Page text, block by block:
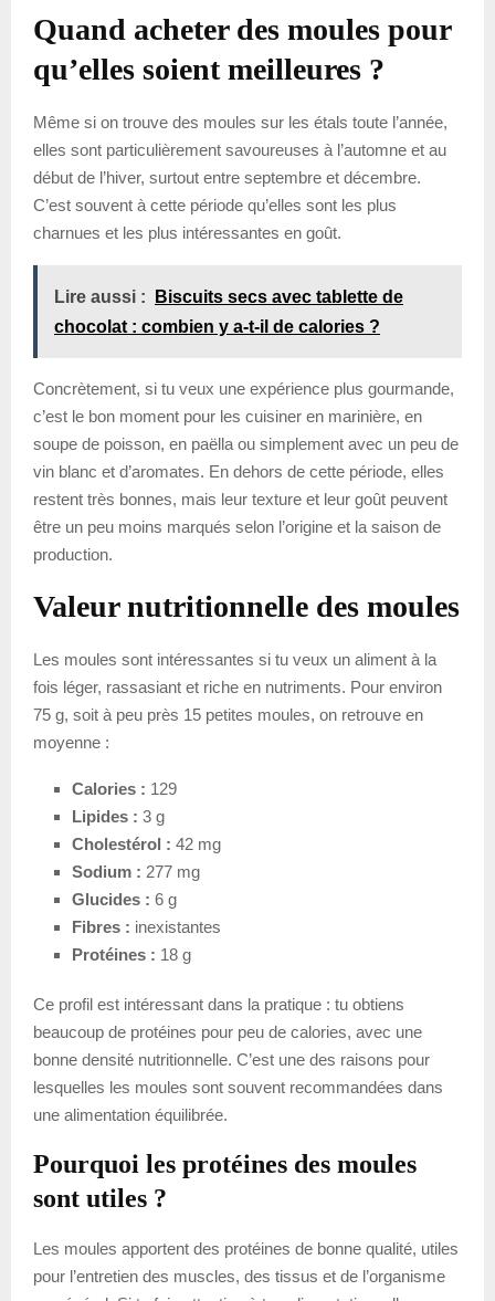
Quand acheter des moules pour
qu’elles soient meilleures ?
Même si on trouve des moules sur les étals toute l’année,
elles sont particulièrement savoureuses à l’automne et au
début de l’hiver, surtout entre septembre et décembre.
C’est souvent à cette période qu’elles sont les plus
charnues et les plus intéressantes en goût.
Lire aussi :
Biscuits secs avec tablette de
chocolat : combien y a-t-il de calories ?
Concrètement, si tu veux une expérience plus gourmande,
c’est le bon moment pour les cuisiner en marinière, en
soupe de poisson, en paëlla ou simplement avec un peu de
vin blanc et d’aromates. En dehors de cette période, elles
restent très bonnes, mais leur texture et leur goût peuvent
être un peu moins marqués selon l’origine et la saison de
production.
Valeur nutritionnelle des moules
Les moules sont intéressantes si tu veux un aliment à la
fois léger, rassasiant et riche en nutriments. Pour environ
75 g, soit à peu près 15 petites moules, on retrouve en
moyenne :
Calories : 129
Lipides : 3 g
Cholestérol : 42 mg
Sodium : 277 mg
Glucides : 6 g
Fibres : inexistantes
Protéines : 18 g
Ce profil est intéressant dans la pratique : tu obtiens
beaucoup de protéines pour peu de calories, avec une
bonne densité nutritionnelle. C’est une des raisons pour
lesquelles les moules sont souvent recommandées dans
une alimentation équilibrée.
Pourquoi les protéines des moules
sont utiles ?
Les moules apportent des protéines de bonne qualité, utiles
pour l’entretien des muscles, des tissus et de l’organisme